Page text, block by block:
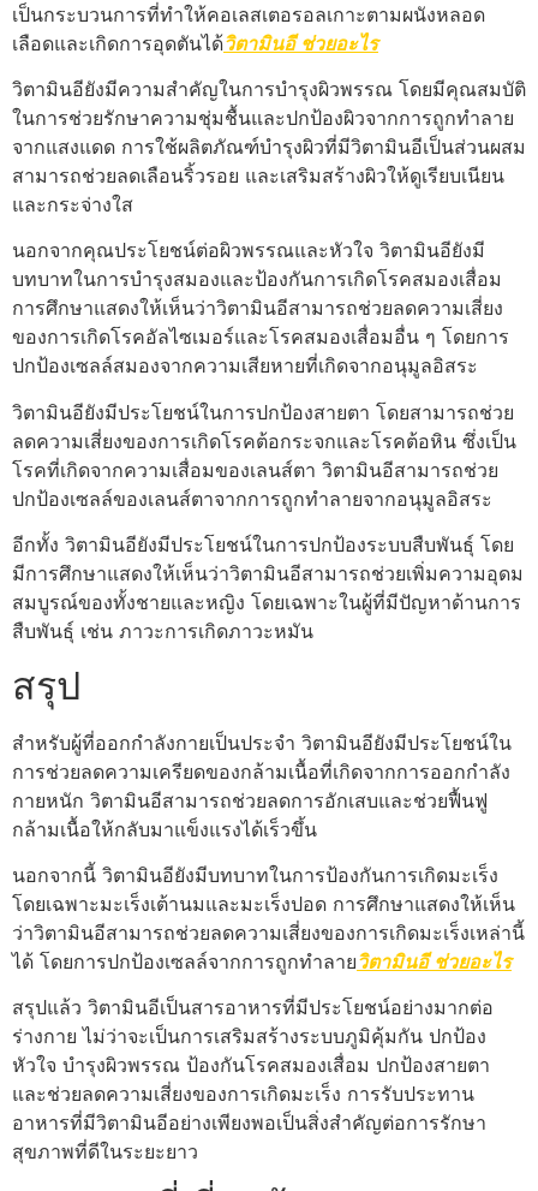
เป็นกระบวนการที่ทำให้คอเลสเตอรอลเกาะตามผนังหลอด
เลือดและเกิดการอุดตันได้วิตามินอี ช่วยอะไร
วิตามินอียังมีความสำคัญในการบำรุงผิวพรรณ โดยมีคุณสมบัติ
ในการช่วยรักษาความชุ่มชื้นและปกป้องผิวจากการถูกทำลาย
จากแสงแดด การใช้ผลิตภัณฑ์บำรุงผิวที่มีวิตามินอีเป็นส่วนผสม
สามารถช่วยลดเลือนริ้วรอย และเสริมสร้างผิวให้ดูเรียบเนียน
และกระจ่างใส
นอกจากคุณประโยชน์ต่อผิวพรรณและหัวใจ วิตามินอียังมี
บทบาทในการบำรุงสมองและป้องกันการเกิดโรคสมองเสื่อม
การศึกษาแสดงให้เห็นว่าวิตามินอีสามารถช่วยลดความเสี่ยง
ของการเกิดโรคอัลไซเมอร์และโรคสมองเสื่อมอื่น ๆ โดยการ
ปกป้องเซลล์สมองจากความเสียหายที่เกิดจากอนุมูลอิสระ
วิตามินอียังมีประโยชน์ในการปกป้องสายตา โดยสามารถช่วย
ลดความเสี่ยงของการเกิดโรคต้อกระจกและโรคต้อหิน ซึ่งเป็น
โรคที่เกิดจากความเสื่อมของเลนส์ตา วิตามินอีสามารถช่วย
ปกป้องเซลล์ของเลนส์ตาจากการถูกทำลายจากอนุมูลอิสระ
อีกทั้ง วิตามินอียังมีประโยชน์ในการปกป้องระบบสืบพันธุ์ โดย
มีการศึกษาแสดงให้เห็นว่าวิตามินอีสามารถช่วยเพิ่มความอุดม
สมบูรณ์ของทั้งชายและหญิง โดยเฉพาะในผู้ที่มีปัญหาด้านการ
สืบพันธุ์ เช่น ภาวะการเกิดภาวะหมัน
สรุป
สำหรับผู้ที่ออกกำลังกายเป็นประจำ วิตามินอียังมีประโยชน์ใน
การช่วยลดความเครียดของกล้ามเนื้อที่เกิดจากการออกกำลัง
กายหนัก วิตามินอีสามารถช่วยลดการอักเสบและช่วยฟื้นฟู
กล้ามเนื้อให้กลับมาแข็งแรงได้เร็วขึ้น
นอกจากนี้ วิตามินอียังมีบทบาทในการป้องกันการเกิดมะเร็ง
โดยเฉพาะมะเร็งเต้านมและมะเร็งปอด การศึกษาแสดงให้เห็น
ว่าวิตามินอีสามารถช่วยลดความเสี่ยงของการเกิดมะเร็งเหล่านี้
ได้ โดยการปกป้องเซลล์จากการถูกทำลายวิตามินอี ช่วยอะไร
สรุปแล้ว วิตามินอีเป็นสารอาหารที่มีประโยชน์อย่างมากต่อ
ร่างกาย ไม่ว่าจะเป็นการเสริมสร้างระบบภูมิคุ้มกัน ปกป้อง
หัวใจ บำรุงผิวพรรณ ป้องกันโรคสมองเสื่อม ปกป้องสายตา
และช่วยลดความเสี่ยงของการเกิดมะเร็ง การรับประทาน
อาหารที่มีวิตามินอีอย่างเพียงพอเป็นสิ่งสำคัญต่อการรักษา
สุขภาพที่ดีในระยะยาว